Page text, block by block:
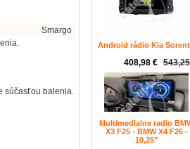
Smargo
súčasťou balenia.
Android rádio Kia
408,98 €
Multimedialne radio
X3 F25 - BMW X4 F26 -
10,25"